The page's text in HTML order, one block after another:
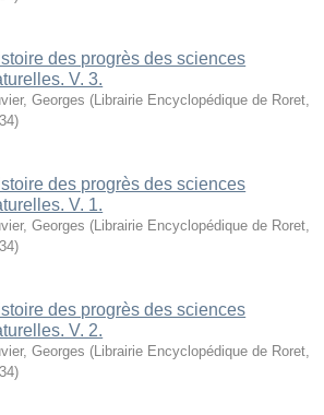
des progrès des sciences
V. 3.
Georges ( Librairie Encyclopédique de Roret
)
des progrès des sciences
V. 1.
Georges ( Librairie Encyclopédique de Roret
)
des progrès des sciences
V. 2.
Georges ( Librairie Encyclopédique de Roret
)